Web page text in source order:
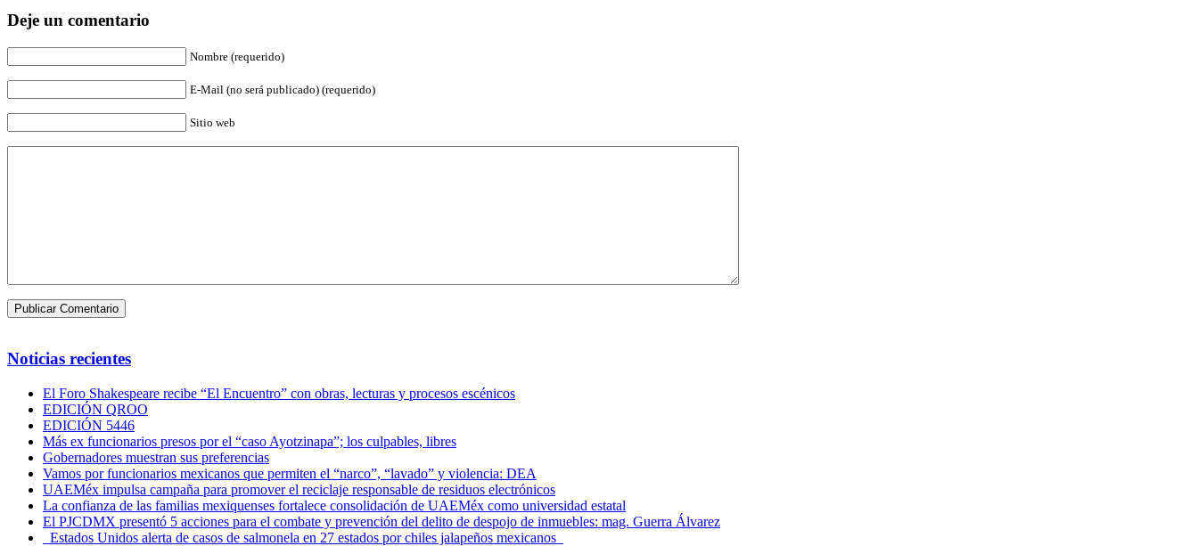
Deje un comentario
Nombre (requerido)
E-Mail (no será publicado) (requerido)
Sitio web
Noticias recientes
El Foro Shakespeare recibe “El Encuentro” con obras, lecturas y procesos escénicos
EDICIÓN QROO
EDICIÓN 5446
Más ex funcionarios presos por el “caso Ayotzinapa”; los culpables, libres
Gobernadores muestran sus preferencias
Vamos por funcionarios mexicanos que permiten el “narco”, “lavado” y violencia: DEA
UAEMéx impulsa campaña para promover el reciclaje responsable de residuos electrónicos
La confianza de las familias mexiquenses fortalece consolidación de UAEMéx como universidad estatal
El PJCDMX presentó 5 acciones para el combate y prevención del delito de despojo de inmuebles: mag. Guerra Álvarez
Estados Unidos alerta de casos de salmonela en 27 estados por chiles jalapeños mexicanos